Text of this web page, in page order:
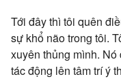
Tới đây thì tôi quên
sự khổ não trong tôi.
xuyên thủng mình.
tác động lên tâm trí ý